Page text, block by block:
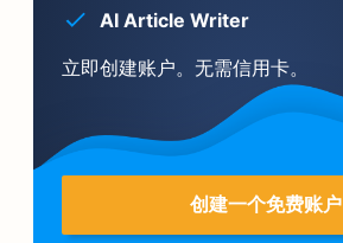
AI Article Writer
立即创建账户。无需信用卡。
创建一个免费账户